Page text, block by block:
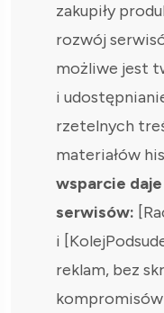
zakupiły
rozwój
możliwe jest
i
rzetelnych
materiałów
wsparcie
serwisów:
i
reklam, bez